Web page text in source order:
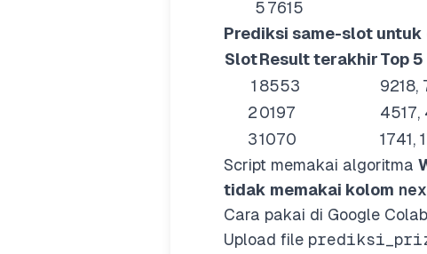
57615
Prediksi same-slot
SlotResult terakhirTop
1 8553
9218,
20197
4517,
31070
1741,
Script memakai algoritma
tidak memakai kolom
Cara pakai di Google
Upload file